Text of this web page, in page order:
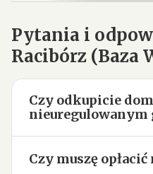
Pytania i
Racibórz (Baza
Czy odkupicie
nieuregulowanym
Czy muszę